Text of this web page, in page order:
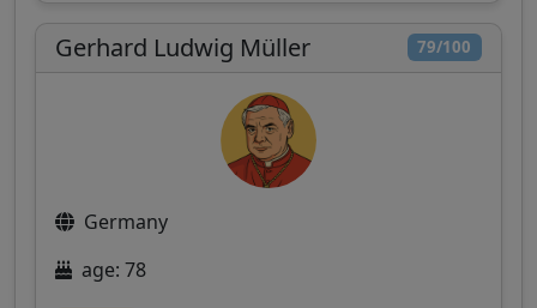
79/100
Gerhard Ludwig Müller
Germany
age: 78